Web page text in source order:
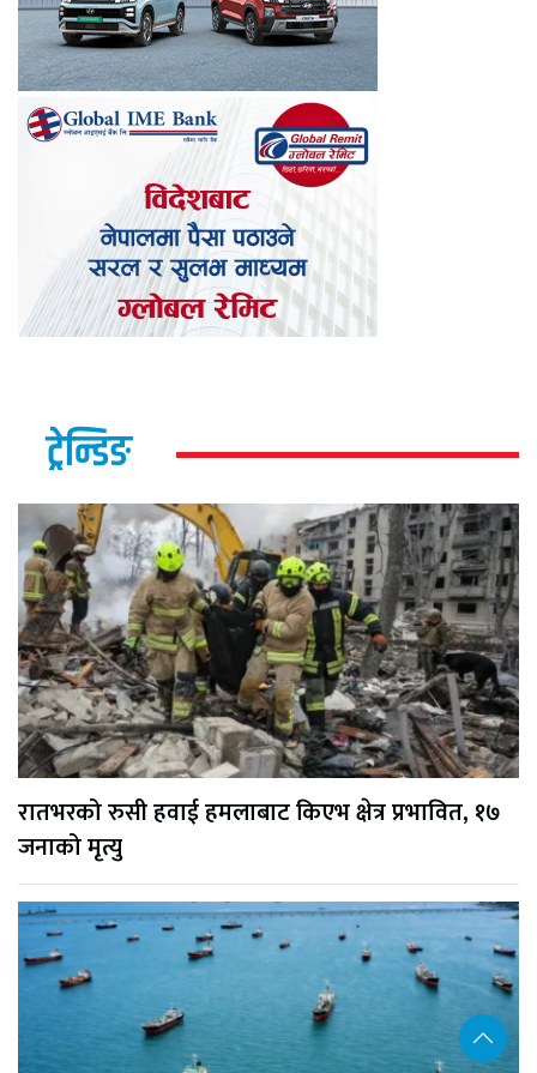
ट्रेन्डिङ
रातभरको रुसी हवाई हमलाबाट किएभ क्षेत्र प्रभावित, १७
जनाको मृत्यु